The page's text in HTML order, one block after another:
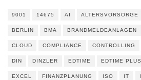
9001 14675 AI ALTERSVORSORGE
BERLIN BMA BRANDMELDEANLAGEN
CLOUD COMPLIANCE CONTROLLING
DIN DINZLER EDTIME EDTIME PLUS
EXCEL FINANZPLANUNG ISO IT